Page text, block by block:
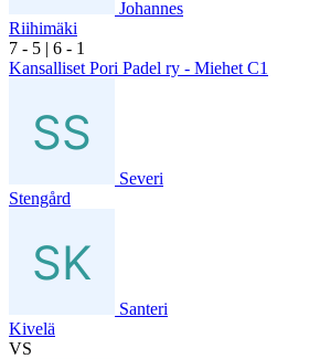
Johannes
Riihimäki
7 - 5 | 6 - 1
Kansalliset Pori Padel ry - Miehet C1
Severi
Stengård
Santeri
Kivelä
VS